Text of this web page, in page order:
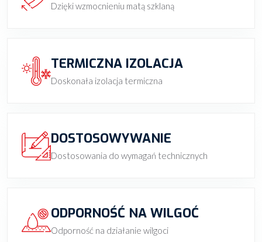
Dzięki wzmocnieniu matą szklaną
TERMICZNA IZOLACJA
Doskonała izolacja termiczna
DOSTOSOWYWANIE
Dostosowania do wymagań technicznych
ODPORNOŚĆ NA WILGOĆ
Odporność na działanie wilgoci